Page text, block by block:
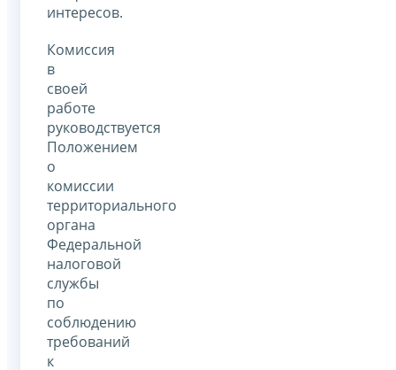
интересов.
Комиссия
в
своей
работе
руководствуется
Положением
о
комиссии
территориального
органа
Федеральной
налоговой
службы
по
соблюдению
требований
к